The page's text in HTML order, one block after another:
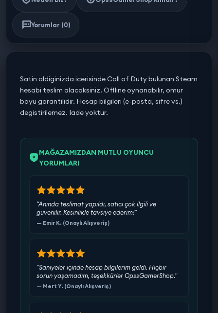
Yorumlar (0)
Satin aldiginizda icerisinde Call of Duty bulunan Steam
hesabi teslim alacaksiniz. Offline oynanabilir, omur
boyu garantilidir. Hesap bilgileri (e-posta, sifre vs.)
degistirilemez. Iade yoktur.
MAĞAZAMIZDAN MUTLU OYUNCU
YORUMLARI
"Anında teslimat yapıldı, satıcı çok ilgili ve
güvenilir. Kesinlikle tavsiye ederim!"
— Emir K. (Onaylı Alışveriş)
"Saniyeler içinde hesap bilgilerim geldi. Hiçbir
sorun yaşamadım, teşekkürler OpssGamerShop."
— Mert Y. (Onaylı Alışveriş)